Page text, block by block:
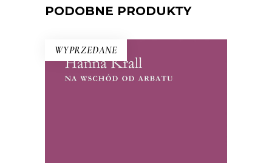
PODOBNE PRODUKTY
WYPRZEDANE